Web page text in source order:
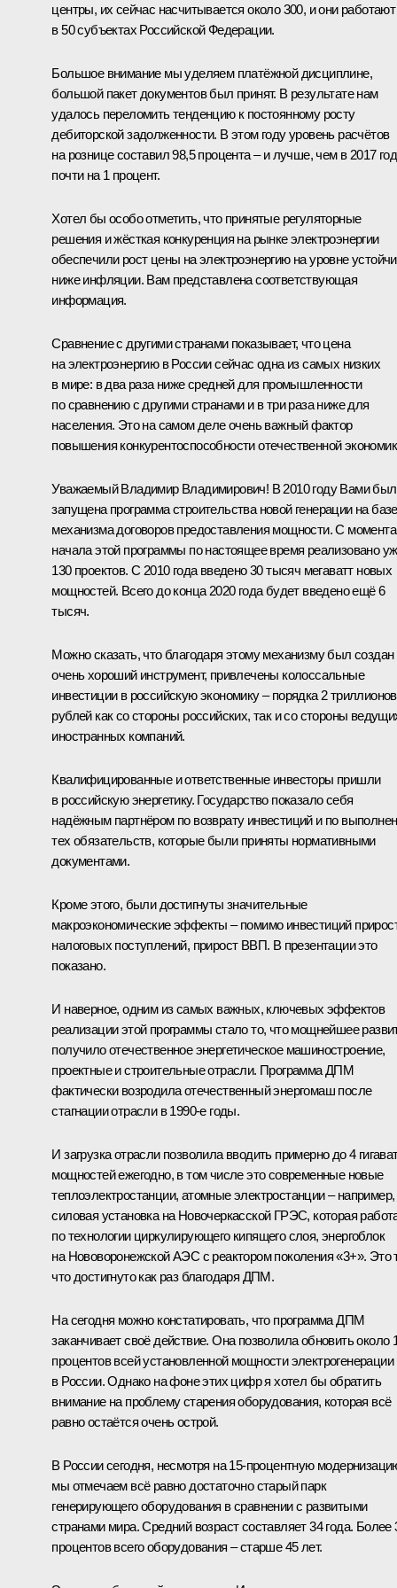
центры, их сейчас насчитывается около 300, и они работают
в 50 субъектах Российской Федерации.
Большое внимание мы уделяем платёжной дисциплине,
большой пакет документов был принят. В результате нам
удалось переломить тенденцию к постоянному росту
дебиторской задолженности. В этом году уровень расчётов
на рознице составил 98,5 процента – и лучше, чем в 2017
почти на 1 процент.
Хотел бы особо отметить, что принятые регуляторные
решения и жёсткая конкуренция на рынке электроэнергии
обеспечили рост цены на электроэнергию на уровне
ниже инфляции. Вам представлена соответствующая
информация.
Сравнение с другими странами показывает, что цена
на электроэнергию в России сейчас одна из самых низких
в мире: в два раза ниже средней для промышленности
по сравнению с другими странами и в три раза ниже для
населения. Это на самом деле очень важный фактор
повышения конкурентоспособности отечественной
Уважаемый Владимир Владимирович! В 2010 году Вами
запущена программа строительства новой генерации на базе
механизма договоров предоставления мощности. С момента
начала этой программы по настоящее время реализовано
130 проектов. С 2010 года введено 30 тысяч мегаватт новых
мощностей. Всего до конца 2020 года будет введено ещё 6
тысяч.
Можно сказать, что благодаря этому механизму был создан
очень хороший инструмент, привлечены колоссальные
инвестиции в российскую экономику – порядка 2 триллионов
рублей как со стороны российских, так и со стороны
иностранных компаний.
Квалифицированные и ответственные инвесторы пришли
в российскую энергетику. Государство показало себя
надёжным партнёром по возврату инвестиций и по
тех обязательств, которые были приняты нормативными
документами.
Кроме этого, были достигнуты значительные
макроэкономические эффекты – помимо инвестиций
налоговых поступлений, прирост ВВП. В презентации это
показано.
И наверное, одним из самых важных, ключевых эффектов
реализации этой программы стало то, что мощнейшее
получило отечественное энергетическое машиностроение,
проектные и строительные отрасли. Программа ДПМ
фактически возродила отечественный энергомаш после
стагнации отрасли в 1990-е годы.
И загрузка отрасли позволила вводить примерно до 4
мощностей ежегодно, в том числе это современные новые
теплоэлектростанции, атомные электростанции – например,
силовая установка на Новочеркасской ГРЭС, которая
по технологии циркулирующего кипящего слоя, энергоблок
на Нововоронежской АЭС с реактором поколения «3+». Это
что достигнуто как раз благодаря ДПМ.
На сегодня можно констатировать, что программа ДПМ
заканчивает своё действие. Она позволила обновить около
процентов всей установленной мощности электрогенерации
в России. Однако на фоне этих цифр я хотел бы обратить
внимание на проблему старения оборудования, которая всё
равно остаётся очень острой.
В России сегодня, несмотря на 15-процентную
мы отмечаем всё равно достаточно старый парк
генерирующего оборудования в сравнении с развитыми
странами мира. Средний возраст составляет 34 года. Более
процентов всего оборудования – старше 45 лет.